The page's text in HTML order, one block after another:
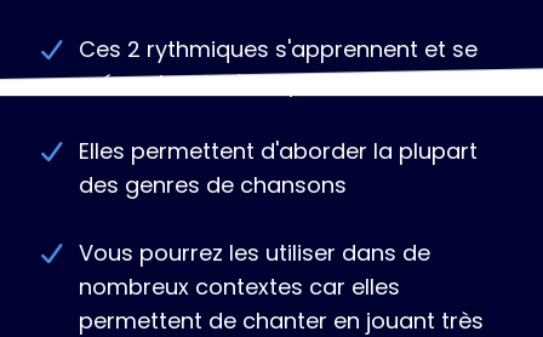
Ces 2 rythmiques s'apprennent et se
mémorisent très rapidement
Elles permettent d'aborder la plupart
des genres de chansons
Vous pourrez les utiliser dans de
nombreux contextes car elles
permettent de chanter en jouant très